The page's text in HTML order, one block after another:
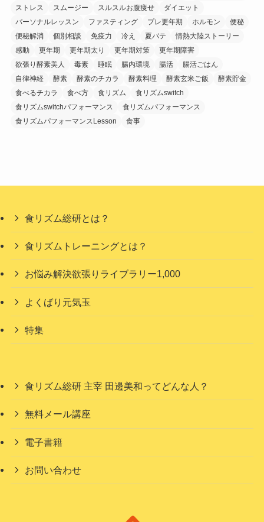
ストレス
スムージー スルスルお腹痩せ
ダイエット
パーソナルレッスン
ファスティング プレ更年期 ホルモン
便秘
便秘解消
個別相談 免疫力 冷え 夏バテ
情熱大陸ストーリー
感動
更年期 更年期太り 更年期対策
更年期障害
欲張り酵素美人
毒素 睡眠 腸内環境 腸活
腸活ごはん
自律神経
酵素 酵素のチカラ 酵素料理 酵素玄米ご飯
酵素貯金
食べるチカラ
食べ方 食リズム
食リズムswitch
食リズムswitchパフォーマンス
食リズムパフォーマンス
食リズムパフォーマンスLesson
食事
食リズム総研とは？
食リズムトレーニングとは？
お悩み解決欲張りライブラリー1,000
よくばり元気玉
特集
食リズム総研 主宰 田邊美和ってどんな人？
無料メール講座
電子書籍
お問い合わせ